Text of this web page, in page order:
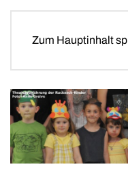
Zum Hauptinhalt